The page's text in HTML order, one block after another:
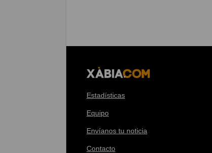
Estadísticas
Equipo
Envíanos tu noticia
Contacto